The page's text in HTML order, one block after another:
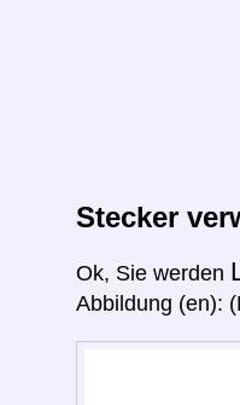
Stecker
Ok, Sie werden
Abbildung (en):